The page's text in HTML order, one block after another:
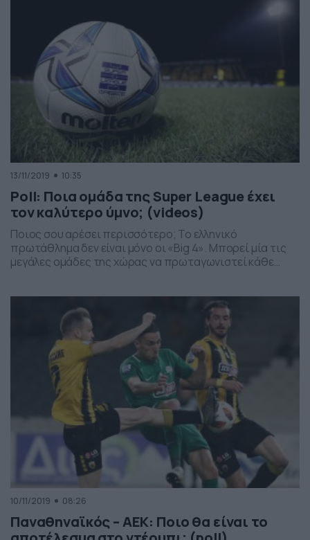
13/11/2019 10:35
Poll: Ποια ομάδα της Super League έχει
τον καλύτερο ύμνο; (videos)
Ποιος σου αρέσει περισσότερο; Το ελληνικό
πρωτάθλημα δεν είναι μόνο οι «Big 4». Μπορεί μία τις
μεγάλες ομάδες της χώρας να πρωταγωνιστεί κάθε
δυναμική των συλλόγων αλλά για τον ύμνο. Τον ήχο που
κάθε φορά που ακούγεται […]
10/11/2019 08:26
Παναθηναϊκός – ΑΕΚ: Ποιο θα είναι το